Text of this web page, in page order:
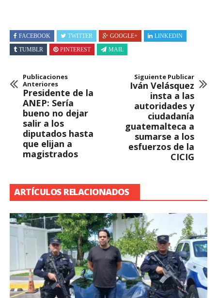
FACEBOOK TWITTER GOOGLE+
LINKEDIN
TUMBLR
PINTEREST MAIL
Publicaciones
Anteriores
Presidente de la
ANEP: Sería
bueno no dejar
salir a los
diputados hasta
que elijan a
magistrados
Siguiente Publicar
Iván Velásquez
insta a las
autoridades y
ciudadanía
guatemalteca a
sumarse a los
esfuerzos de la
CICIG
ARTÍCULOS RELACIONADOS